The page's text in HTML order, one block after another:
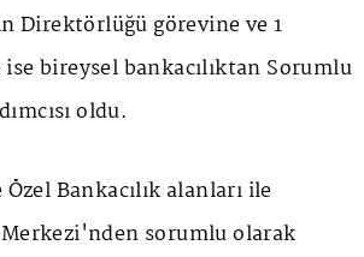
Direktörlüğü görevine ve 1
bireysel bankacılıktan Sorumlu
oldu.
Bankacılık alanları ile
sorumlu olarak